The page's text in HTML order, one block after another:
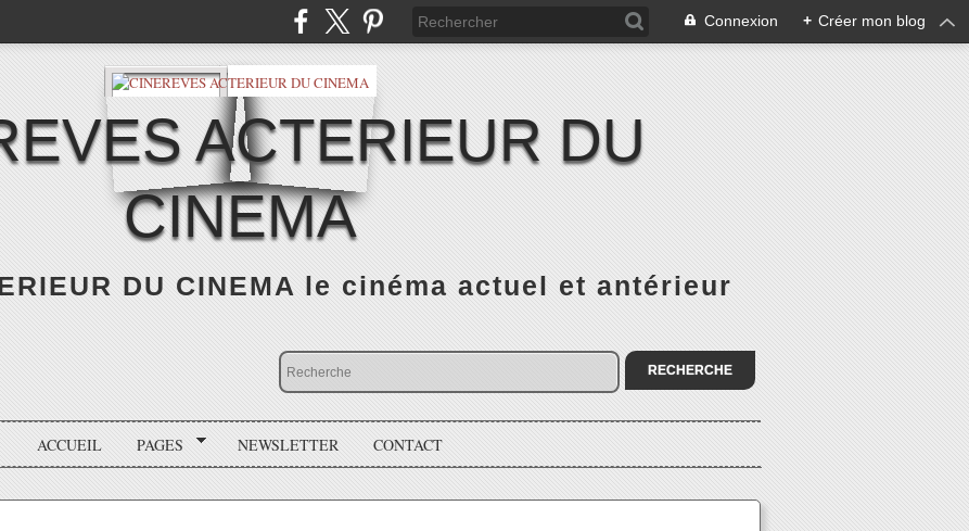
Connexion + Créer mon blog
ACTERIEUR DU
CINEMA
DU CINEMA le cinéma actuel et antérieur
ACCUEIL PAGES NEWSLETTER CONTACT